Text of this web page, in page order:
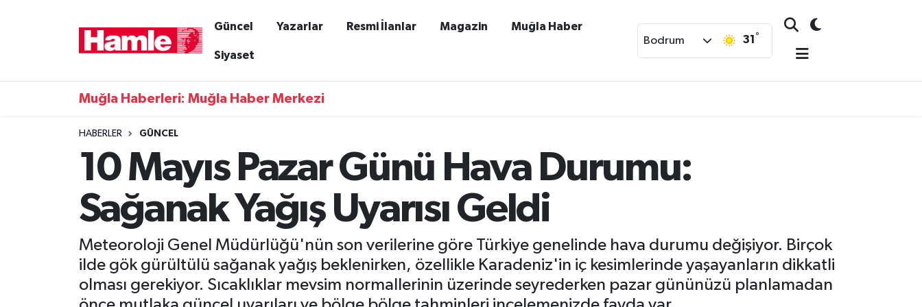
Güncel Yazarlar Resmi İlanlar Magazin Muğla Haber
Siyaset
Bodrum 31 °
Muğla Haberleri: Muğla Haber Merkezi
HABERLER GÜNCEL
10 Mayıs Pazar Günü Hava Durumu:
Sağanak Yağış Uyarısı Geldi
Meteoroloji Genel Müdürlüğü'nün son verilerine göre Türkiye genelinde hava durumu değişiyor. Birçok
ilde gök gürültülü sağanak yağış beklenirken, özellikle Karadeniz'in iç kesimlerinde yaşayanların dikkatli
olması gerekiyor. Sıcaklıklar mevsim normallerinin üzerinde seyrederken pazar gününüzü planlamadan
Magazin
Muğla Haber
Muğla Nöbetçi Eczaneler
Muğla Trafik Yoğunluk Haritası
Süper Lig Puan Durumu ve Fikstür
Son Dakika Haberleri
Haber Arşivi